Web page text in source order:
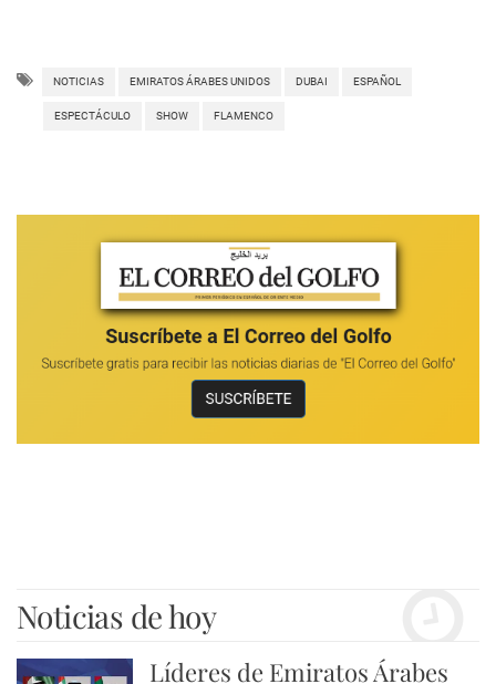
NOTICIAS EMIRATOS ÁRABES UNIDOS DUBAI ESPAÑOL
ESPECTÁCULO SHOW FLAMENCO
Noticias de hoy
Líderes de Emiratos Árabes